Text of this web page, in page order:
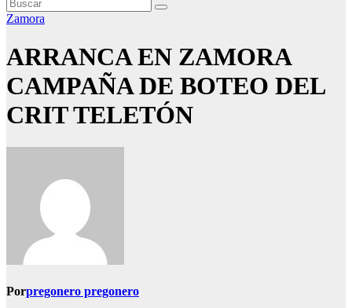
Zamora
ARRANCA EN ZAMORA
CAMPAÑA DE BOTEO DEL
CRIT TELETÓN
Porpregonero pregonero